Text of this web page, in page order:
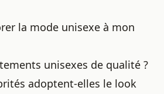
la mode unisexe à mon
unisexes de qualité ?
adoptent-elles le look